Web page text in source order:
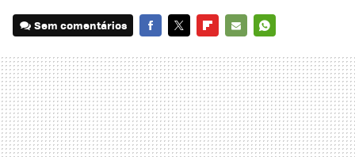
Sem comentários
MAIL